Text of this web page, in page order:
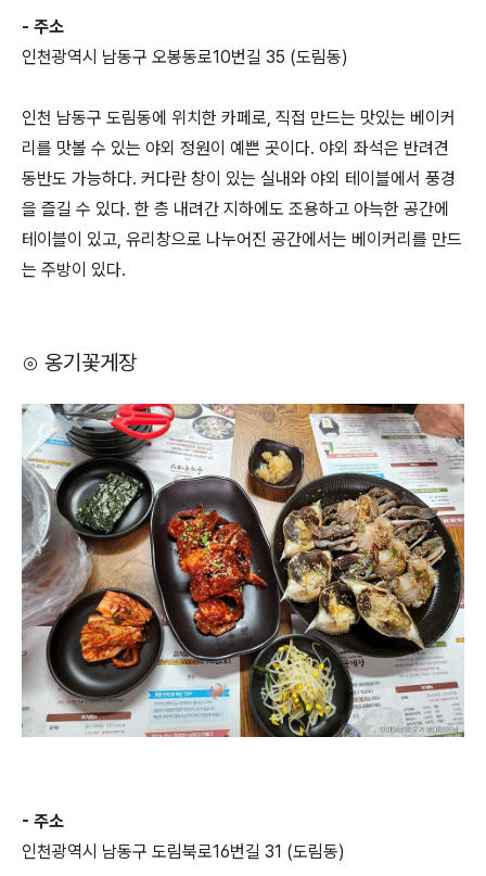
- 주소
인천광역시 남동구 오봉동로10번길 35 (도림동)
인천 남동구 도림동에 위치한 카페로, 직접 만드는 맛있는 베이커
리를 맛볼 수 있는 야외 정원이 예쁜 곳이다. 야외 좌석은 반려견
동반도 가능하다. 커다란 창이 있는 실내와 야외 테이블에서 풍경
을 즐길 수 있다. 한 층 내려간 지하에도 조용하고 아늑한 공간에
테이블이 있고, 유리창으로 나누어진 공간에서는 베이커리를 만드
는 주방이 있다.
⊙ 옹기꽃게장
- 주소
인천광역시 남동구 도림북로16번길 31 (도림동)